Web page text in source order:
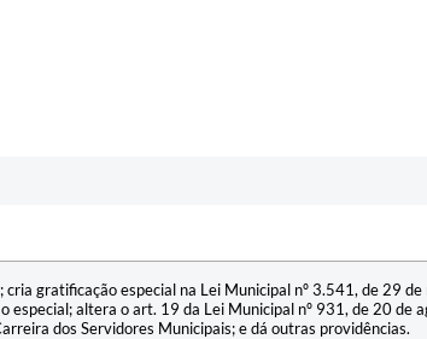
cria gratificação especial na Lei Municipal nº 3.541, de 29
especial; altera o art. 19 da Lei Municipal nº 931, de 20 de
dos Servidores Municipais; e dá outras providências.